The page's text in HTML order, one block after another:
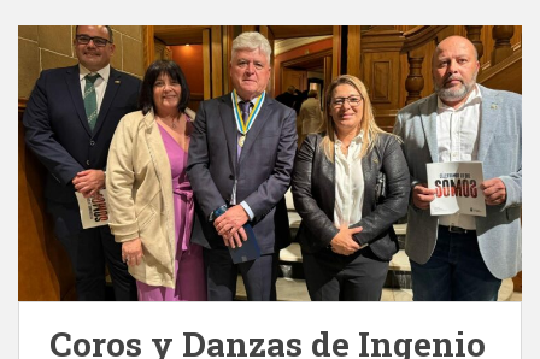
Coros y Danzas de Ingenio